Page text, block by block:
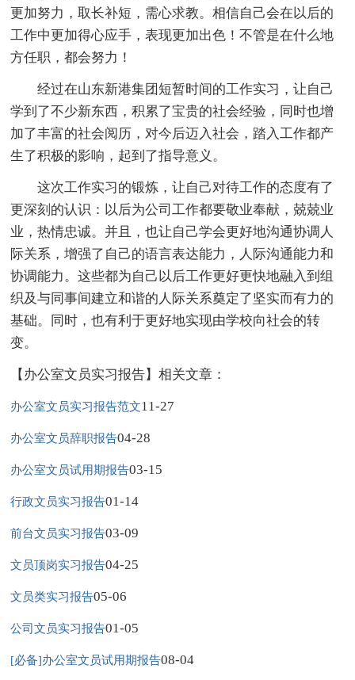
更加努力，取长补短，需心求教。相信自己会在以后的
工作中更加得心应手，表现更加出色！不管是在什么地
方任职，都会努力！
经过在山东新港集团短暂时间的工作实习，让自己
学到了不少新东西，积累了宝贵的社会经验，同时也增
加了丰富的社会阅历，对今后迈入社会，踏入工作都产
生了积极的影响，起到了指导意义。
这次工作实习的锻炼，让自己对待工作的态度有了
更深刻的认识：以后为公司工作都要敬业奉献，兢兢业
业，热情忠诚。并且，也让自己学会更好地沟通协调人
际关系，增强了自己的语言表达能力，人际沟通能力和
协调能力。这些都为自己以后工作更好更快地融入到组
织及与同事间建立和谐的人际关系奠定了坚实而有力的
基础。同时，也有利于更好地实现由学校向社会的转
变。
【办公室文员实习报告】相关文章：
办公室文员实习报告范文11-27
办公室文员辞职报告04-28
办公室文员试用期报告03-15
行政文员实习报告01-14
前台文员实习报告03-09
文员顶岗实习报告04-25
文员类实习报告05-06
公司文员实习报告01-05
[必备]办公室文员试用期报告08-04